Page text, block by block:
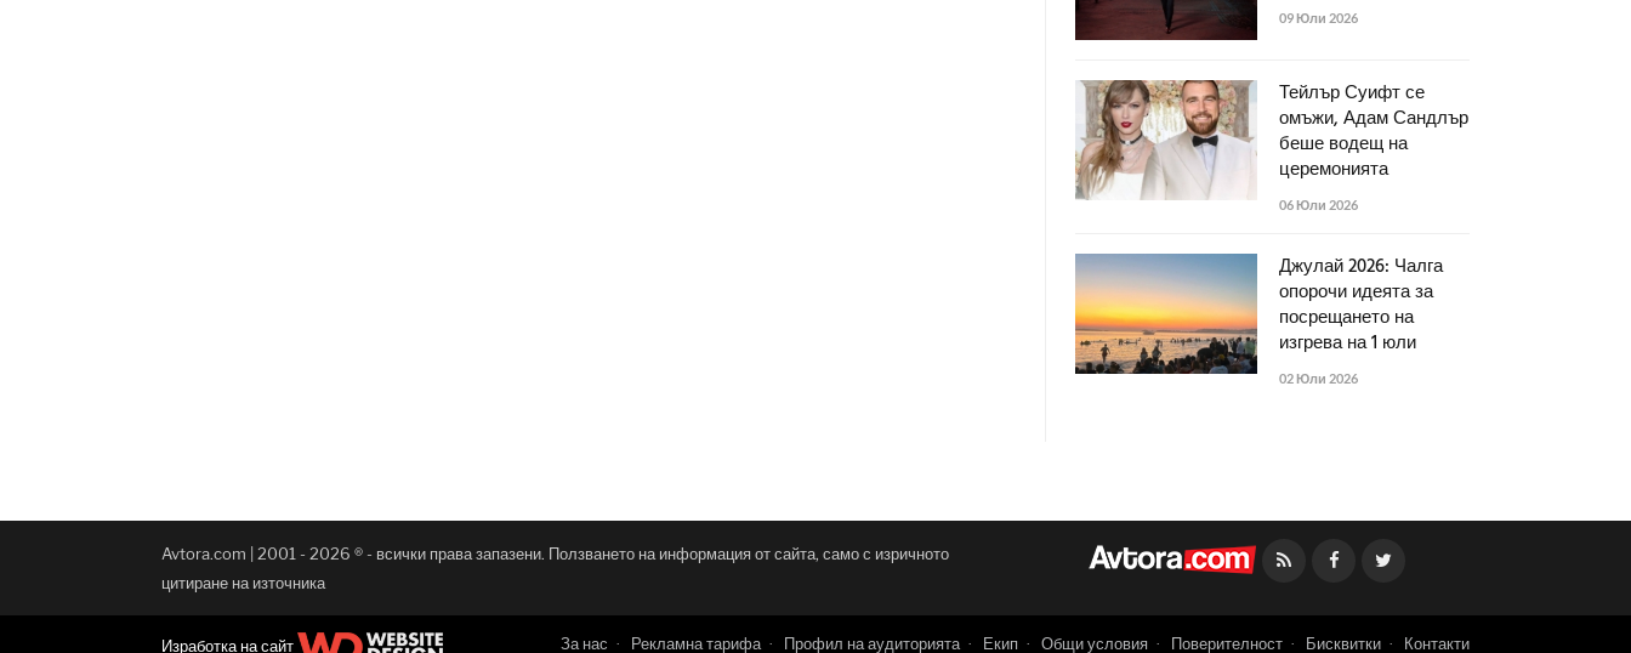
09 Юли 2026
Тейлър Суифт се
омъжи, Адам Сандлър
беше водещ на
церемонията
06 Юли 2026
Джулай 2026: Чалга
опорочи идеята за
посрещането на
изгрева на 1 юли
02 Юли 2026
Avtora.com | 2001 - 2026 ® - всички права запазени. Ползването на информация от сайта, само с изричното
цитиране на източника
Facebook
Изработка на сайт За нас Рекламна тарифа Профил на аудиторията Екип Общи условия Поверителност Бисквитки Контакти